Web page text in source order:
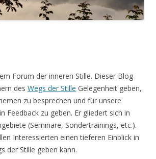
Forum der inneren Stille. Dieser Blog
des Wegs der Stille Gelegenheit geben,
zu besprechen und für unsere
Feedback zu geben. Er gliedert sich in
(Seminare, Sondertrainings, etc.).
Interessierten einen tieferen Einblick in
der Stille geben kann.